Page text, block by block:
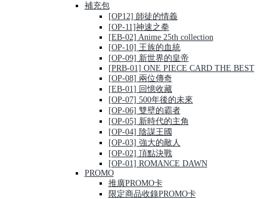
補充包
[OP12] 師徒的情義
[OP-11]神速之拳
[EB-02] Anime 25th collection
[OP-10] 王族的血統
[OP-09] 新世界的皇帝
[PRB-01] ONE PIECE CARD THE BEST
[OP-08] 兩位傳奇
[EB-01] 回憶收藏
[OP-07] 500年後的未來
[OP-06] 雙壁的霸者
[OP-05] 新時代的主角
[OP-04] 陰謀王國
[OP-03] 強大的敵人
[OP-02] 頂點決戰
[OP-01] ROMANCE DAWN
PROMO
推廣PROMO卡
限定商品收錄PROMO卡